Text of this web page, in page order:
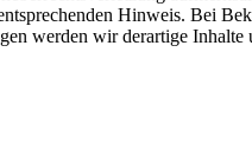
Hinweis. Bei
werden wir derartige Inhalte